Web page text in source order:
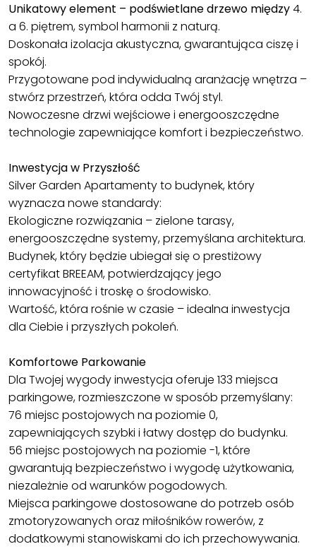
Unikatowy element – podświetlane drzewo między4.
a 6. piętrem, symbol harmonii z naturą.
Doskonała izolacja akustyczna, gwarantująca ciszę i
spokój.
Przygotowane pod indywidualną aranżację wnętrza –
stwórz przestrzeń, która odda Twój styl.
Nowoczesne drzwi wejściowe i energooszczędne
technologie zapewniające komfort i bezpieczeństwo.
Inwestycja w Przyszłość
Silver Garden Apartamenty to budynek, który
wyznacza nowe standardy:
Ekologiczne rozwiązania – zielone tarasy,
energooszczędne systemy, przemyślana architektura.
Budynek, który będzie ubiegał się o prestiżowy
certyfikat BREEAM, potwierdzający jego
innowacyjność i troskę o środowisko.
Wartość, która rośnie w czasie – idealna inwestycja
dla Ciebie i przyszłych pokoleń.
Komfortowe Parkowanie
Dla Twojej wygody inwestycja oferuje 133 miejsca
parkingowe, rozmieszczone w sposób przemyślany:
76 miejsc postojowych na poziomie 0,
zapewniających szybki i łatwy dostęp do budynku.
56 miejsc postojowych na poziomie -1, które
gwarantują bezpieczeństwo i wygodę użytkowania,
niezależnie od warunków pogodowych.
Miejsca parkingowe dostosowane do potrzeb osób
zmotoryzowanych oraz miłośników rowerów, z
dodatkowymi stanowiskami do ich przechowywania.